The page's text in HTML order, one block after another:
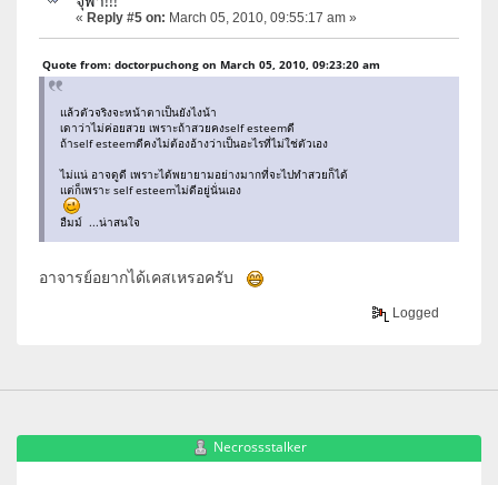
« Reply #5 on: March 05, 2010, 09:55:17 am »
Quote from: doctorpuchong on March 05, 2010, 09:23:20 am
แล้วตัวจริงจะหน้าตาเป็นยังไงน้า
เดาว่าไม่ค่อยสวย เพราะถ้าสวยคงself esteemดี
ถ้าself esteemดีคงไม่ต้องอ้างว่าเป็นอะไรที่ไม่ใช่ตัวเอง
ไม่แน่ อาจดูดี เพราะได้พยายามอย่างมากที่จะไปทำสวยก็ได้
แต่ก็เพราะ self esteemไม่ดีอยู่นั่นเอง
อืมม์ ...น่าสนใจ
อาจารย์อยากได้เคสเหรอครับ
Logged
Necrossstalker